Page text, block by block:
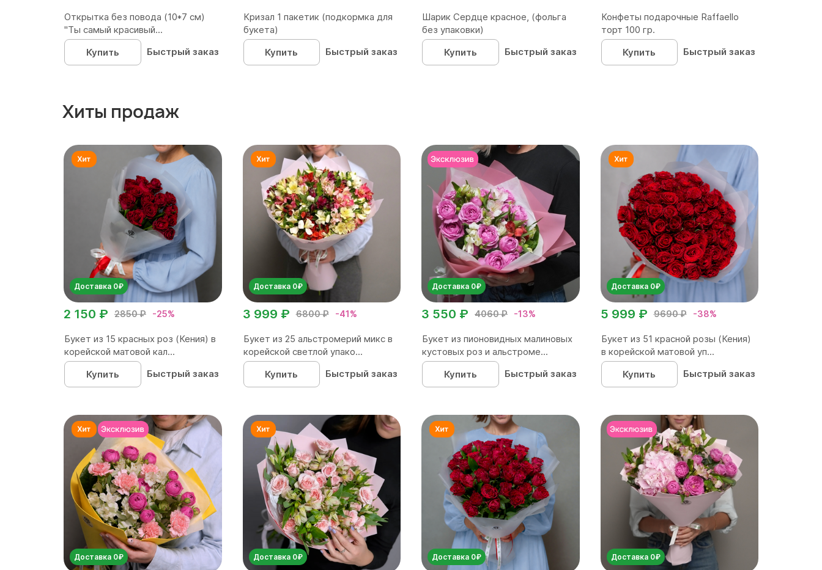
Открытка без повода (10*7 см)
"Ты самый красивый...
Купить
Быстрый заказ
Кризал 1 пакетик (подкормка для
букета)
Купить
Быстрый заказ
Шарик Сердце красное, (фольга
без упаковки)
Купить
Быстрый заказ
Конфеты подарочные Raffaello
торт 100 гр.
Купить
Быстрый заказ
Хиты продаж
Доставка 0₽
2850 ₽ -25%
2 150 ₽
Букет из 15 красных роз (Кения) в
корейской матовой кал...
Купить
Быстрый заказ
Доставка 0₽
6800 ₽ -41%
3 999 ₽
Букет из 25 альстромерий микс в
корейской светлой упако...
Купить
Быстрый заказ
Доставка 0₽
4060 ₽ -13%
3 550 ₽
Букет из пионовидных малиновых
кустовых роз и альстроме...
Купить
Быстрый заказ
Доставка 0₽
9690 ₽ -38%
5 999 ₽
Букет из 51 красной розы (Кения)
в корейской матовой уп...
Купить
Быстрый заказ
Доставка 0₽ Доставка 0₽ Доставка 0₽ Доставка 0₽